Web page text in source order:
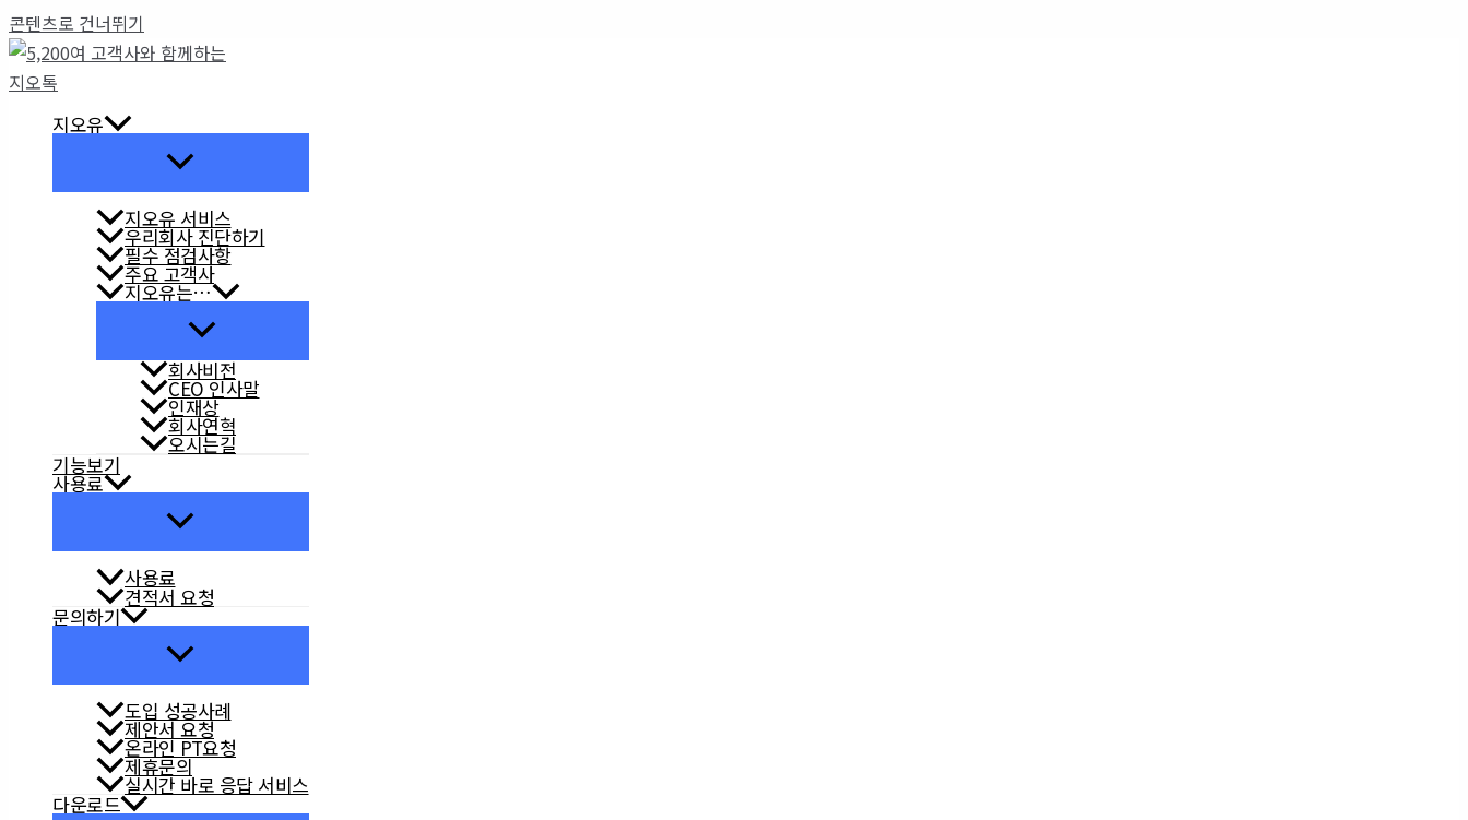
콘텐츠로 건너뛰기
지오유
지오유 서비스
우리회사 진단하기
필수 점검사항
주요 고객사
지오유는…
회사비전
CEO 인사말
인재상
회사연혁
오시는길
기능보기
사용료
사용료
견적서 요청
문의하기
도입 성공사례
제안서 요청
온라인 PT요청
제휴문의
실시간 바로 응답 서비스
다운로드